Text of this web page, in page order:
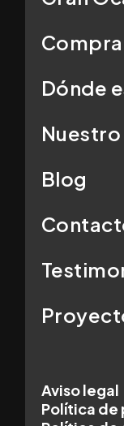
Dónde
Blog
Aviso legal
Política de